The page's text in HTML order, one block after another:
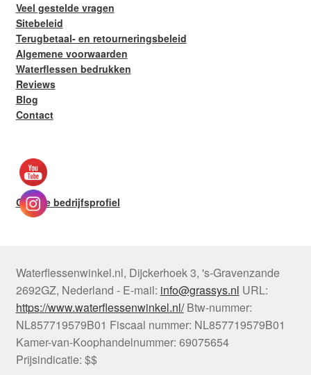
Veel gestelde vragen
Sitebeleid
Terugbetaal- en retourneringsbeleid
Algemene voorwaarden
Waterflessen bedrukken
Reviews
Blog
Contact
Google bedrijfsprofiel
Waterflessenwinkel.nl, Dijckerhoek 3, 's-Gravenzande
2692GZ, Nederland - E-mail: info@grassys.nl URL:
https://www.waterflessenwinkel.nl/ Btw-nummer:
NL857719579B01 Fiscaal nummer: NL857719579B01
Kamer-van-Koophandelnummer: 69075654
Prijsindicatie: $$